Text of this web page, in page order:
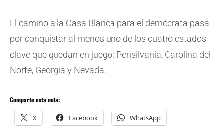
El camino a la Casa Blanca para el demócrata pasa
por conquistar al menos uno de los cuatro estados
clave que quedan en juego: Pensilvania, Carolina del
Norte, Georgia y Nevada.
Comparte esta nota:
X Facebook WhatsApp